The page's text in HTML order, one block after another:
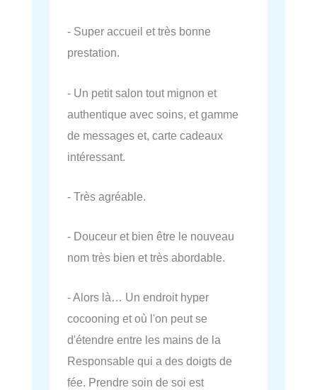
- Super accueil et très bonne
prestation.
- Un petit salon tout mignon et
authentique avec soins, et gamme
de messages et, carte cadeaux
intéressant.
- Très agréable.
- Douceur et bien être le nouveau
nom très bien et très abordable.
- Alors là… Un endroit hyper
cocooning et où l'on peut se
d'étendre entre les mains de la
Responsable qui a des doigts de
fée. Prendre soin de soi est